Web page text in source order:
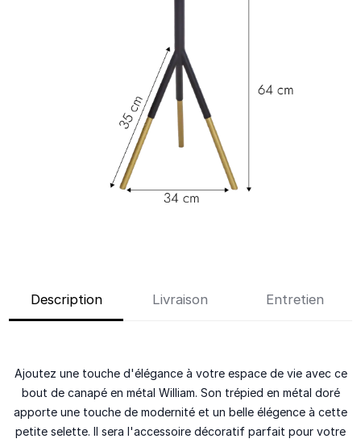
Description Livraison Entretien
Ajoutez une touche d'élégance à votre espace de vie avec ce
bout de canapé en métal William. Son trépied en métal doré
apporte une touche de modernité et un belle élégence à cette
petite selette. Il sera l'accessoire décoratif parfait pour votre